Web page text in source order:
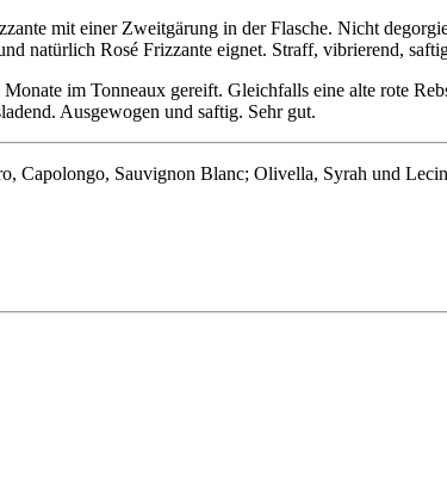
mit einer Zweitgärung in der Flasche. Nicht
natürlich Rosé Frizzante eignet. Straff, vibrierend,
im Tonneaux gereift. Gleichfalls eine alte rote
Ausgewogen und saftig. Sehr gut.
Capolongo, Sauvignon Blanc; Olivella, Syrah und